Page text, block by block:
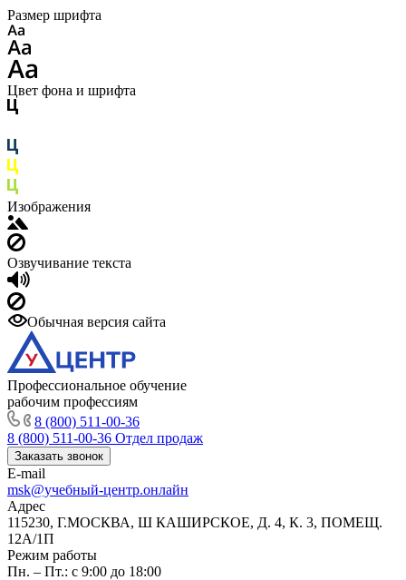
Размер шрифта
Цвет фона и шрифта
Изображения
Озвучивание текста
Обычная версия сайта
Профессиональное обучение
рабочим профессиям
8 (800) 511-00-36
8 (800) 511-00-36 Отдел продаж
Заказать звонок
E-mail
msk@учебный-центр.онлайн
Адрес
115230, Г.МОСКВА, Ш КАШИРСКОЕ, Д. 4, К. 3, ПОМЕЩ.
12А/1П
Режим работы
Пн. – Пт.: с 9:00 до 18:00